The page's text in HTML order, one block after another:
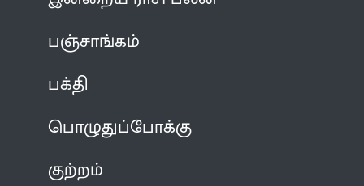
பஞ்சாங்கம்
பக்தி
பொழுதுப்போக்கு
குற்றம்